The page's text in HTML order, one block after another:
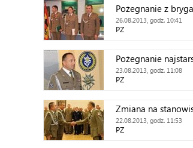
Pożegnanie z
26.08.2013, godz. 10:41
PZ
Pożegnanie
23.08.2013, godz. 11:08
PZ
Zmiana na
22.08.2013, godz. 11:53
PZ